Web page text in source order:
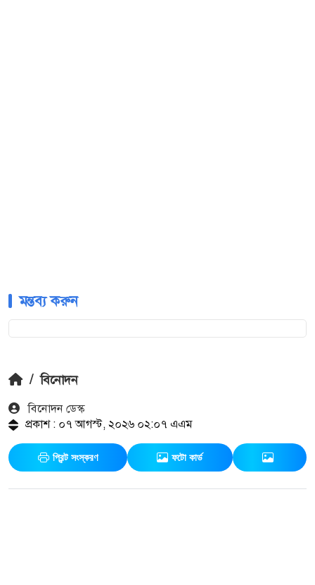
মন্তব্য করুন
/ বিনোদন
বিনোদন ডেস্ক
প্রকাশ : ০৭ আগস্ট, ২০২৬ ০২:০৭ এএম
প্রিন্ট সংস্করণ ফটো কার্ড